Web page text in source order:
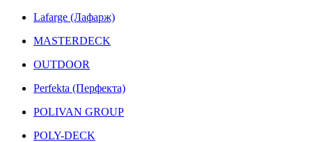
Lafarge (Лафарж)
MASTERDECK
OUTDOOR
Perfekta (Перфекта)
POLIVAN GROUP
POLY-DECK